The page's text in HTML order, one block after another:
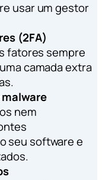
usar um gestor
(2FA)
fatores sempre
camada extra
nem
seu software e